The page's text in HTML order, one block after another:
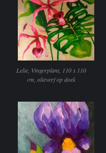
Lelie, Vingerplant, 110 x 110
cm, olieverf op doek